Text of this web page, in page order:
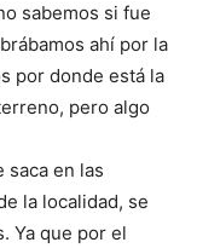
sabemos si fue
ahí por la
por donde está la
pero algo
saca en las
la localidad, se
Ya que por el